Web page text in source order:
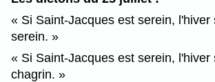
Si Saint-Jacques est serein, l'hiver
serein.
Si Saint-Jacques est serein, l'hiver
chagrin.